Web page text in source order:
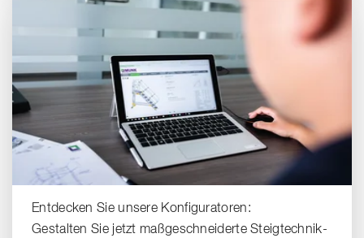
Entdecken Sie unsere Konfiguratoren:
Gestalten Sie jetzt maßgeschneiderte Steigtechnik-